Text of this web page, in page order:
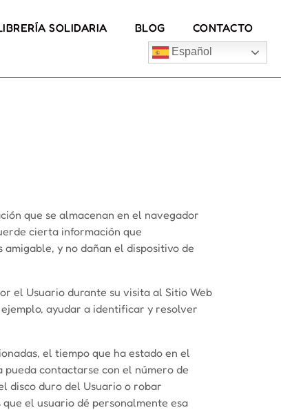
SOLIDARIA BLOG CONTACTO
Español
que se almacenan en el navegador
cierta información que
y no dañan el dispositivo de
el Usuario durante su visita al Sitio Web
ayudar a identificar y resolver
el tiempo que ha estado en el
pueda contactarse con el número de
disco duro del Usuario o robar
el usuario dé personalmente esa